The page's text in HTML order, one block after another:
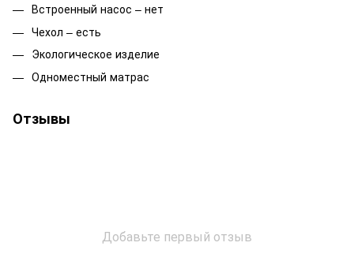
Встроенный насос – нет
Чехол – есть
Экологическое изделие
Одноместный матрас
Отзывы
Добавьте первый отзыв